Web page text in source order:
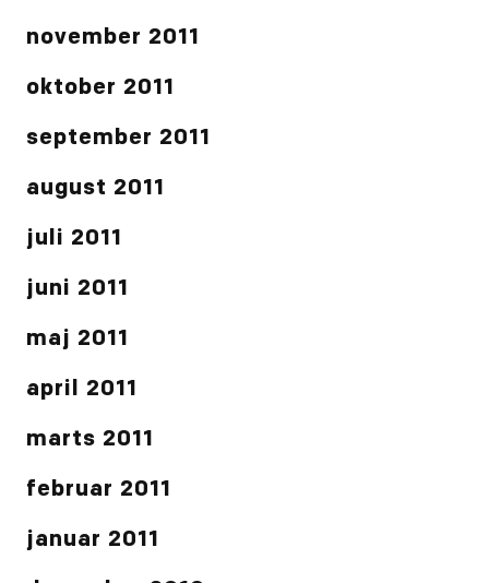
november 2011
oktober 2011
september 2011
august 2011
juli 2011
juni 2011
maj 2011
april 2011
marts 2011
februar 2011
januar 2011